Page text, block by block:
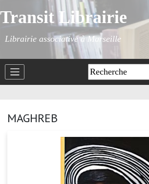
Transit Librairie
Librairie associative à Marseille
MAGHREB